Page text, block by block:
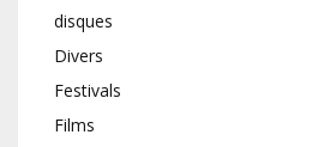
disques
Divers
Festivals
Films